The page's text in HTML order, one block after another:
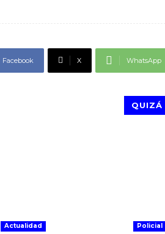
Facebook X WhatsApp
QUIZÁ
Actualidad Policial